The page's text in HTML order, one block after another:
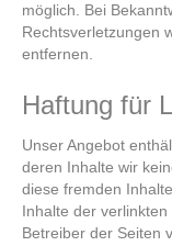
möglich. Bei
Rechtsverletzungen
entfernen.
Haftung für
Unser Angebot
deren Inhalte wir
diese fremden
Inhalte der
Betreiber der Seiten